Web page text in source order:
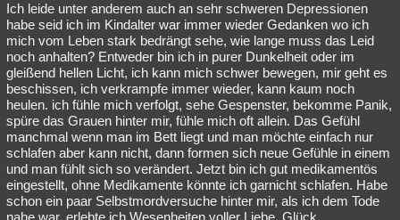
Ich leide unter anderem auch an sehr schweren Depressionen
habe seid ich im Kindalter war immer wieder Gedanken wo ich
mich vom Leben stark bedrängt sehe, wie lange muss das Leid
noch anhalten? Entweder bin ich in purer Dunkelheit oder im
gleißend hellen Licht, ich kann mich schwer bewegen, mir geht es
beschissen, ich verkrampfe immer wieder, kann kaum noch
heulen. ich fühle mich verfolgt, sehe Gespenster, bekomme Panik,
spüre das Grauen hinter mir, fühle mich oft allein. Das Gefühl
manchmal wenn man im Bett liegt und man möchte einfach nur
schlafen aber kann nicht, dann formen sich neue Gefühle in einem
und man fühlt sich so verändert. Jetzt bin ich gut medikamentös
eingestellt, ohne Medikamente könnte ich garnicht schlafen. Habe
schon ein paar Selbstmordversuche hinter mir, als ich dem Tode
nahe war, erlebte ich Wesenheiten voller Liebe, Glück,